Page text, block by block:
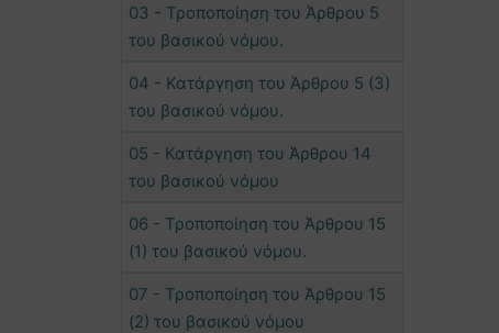
03 - Τροποποίηση του Άρθρου 5
του βασικού νόμου.
04 - Κατάργηση του Άρθρου 5 (3)
του βασικού νόμου.
05 - Κατάργηση του Άρθρου 14
του βασικού νόμου
06 - Τροποποίηση του Άρθρου 15
(1) του βασικού νόμου.
07 - Τροποποίηση του Άρθρου 15
(2) του βασικού νόμου